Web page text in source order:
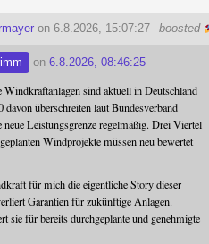
boosted
on 6.8.2026, 15:07:27
on6.8.2026, 08:46:25
Windkraftanlagen sind aktuell in Deutschland
davon überschreiten laut Bundesverband
neue Leistungsgrenze regelmäßig. Drei Viertel
Windprojekte müssen neu bewertet
für mich die eigentliche Story dieser
Garantien für zukünftige Anlagen.
sie für bereits durchgeplante und genehmigte